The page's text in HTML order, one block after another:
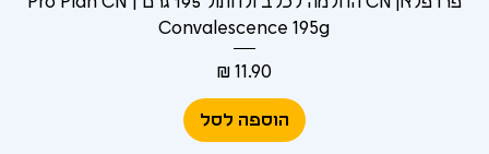
Convalescence 195g
מחיר‏11.90 ‏₪
הוספה לסל